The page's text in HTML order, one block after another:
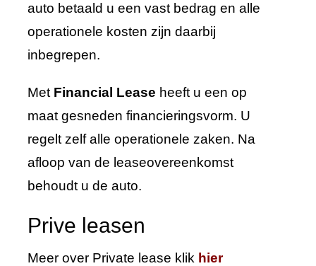
auto betaald u een vast bedrag en alle
operationele kosten zijn daarbij
inbegrepen.
Met Financial Lease heeft u een op
maat gesneden financieringsvorm. U
regelt zelf alle operationele zaken. Na
afloop van de leaseovereenkomst
behoudt u de auto.
Prive leasen
Meer over Private lease klik hier